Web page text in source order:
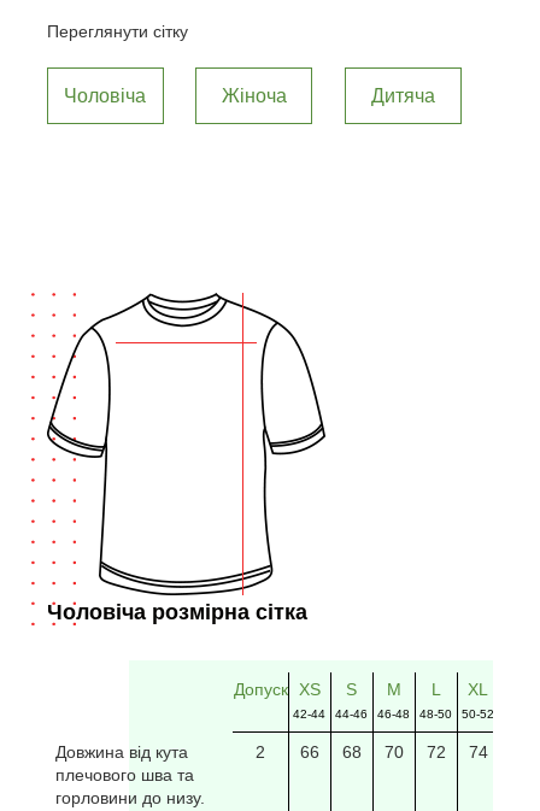
Переглянути сітку
Чоловіча Жіноча Дитяча
Чоловіча розмірна сітка
Допуск XS
42-44
S
44-46
M
46-48
L
48-50
XL
50-52
Довжина від кута
плечового шва та
горловини до низу.
2 66 68 70 72 74